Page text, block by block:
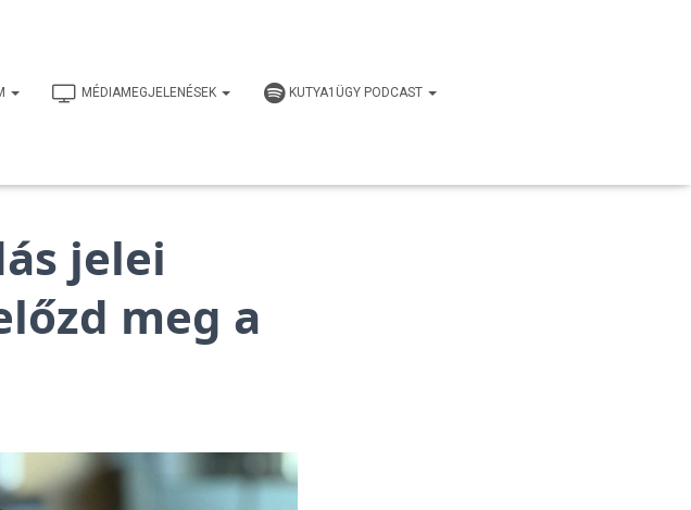
MÉDIAMEGJELENÉSEK KUTYA1ÜGY PODCAST
jelei
meg a